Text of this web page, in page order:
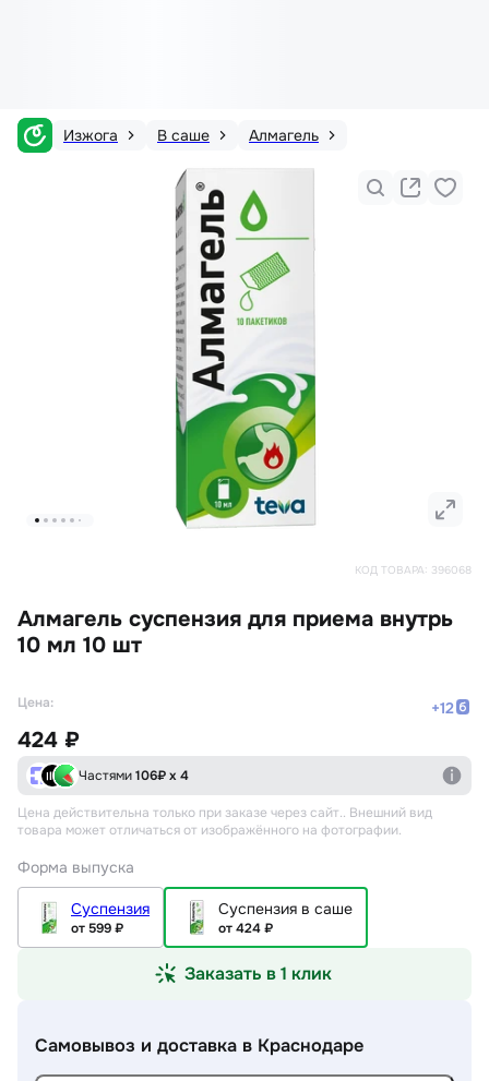
Изжога В саше Алмагель
КОД ТОВАРА: 396068
Алмагель суспензия для приема внутрь
10 мл 10 шт
Цена: +12
424 ₽
Частями106₽ х 4
Цена действительна только при заказе через сайт.. Внешний вид
товара может отличаться от изображённого на фотографии.
Форма выпуска
Суспензия
от 599 ₽
Суспензия в саше
от 424 ₽
Заказать в 1 клик
Самовывоз и доставка в Краснодаре